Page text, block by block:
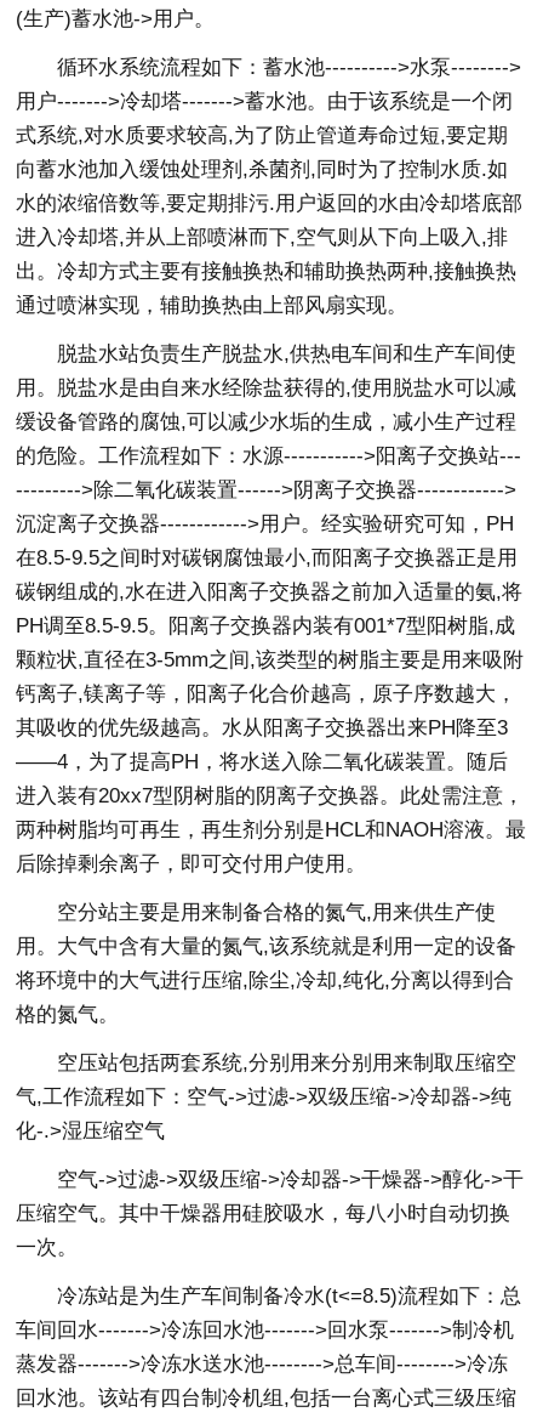
(生产)蓄水池->用户。
循环水系统流程如下：蓄水池---------->水泵-------->
用户------->冷却塔------->蓄水池。由于该系统是一个闭
式系统,对水质要求较高,为了防止管道寿命过短,要定期
向蓄水池加入缓蚀处理剂,杀菌剂,同时为了控制水质.如
水的浓缩倍数等,要定期排污.用户返回的水由冷却塔底部
进入冷却塔,并从上部喷淋而下,空气则从下向上吸入,排
出。冷却方式主要有接触换热和辅助换热两种,接触换热
通过喷淋实现，辅助换热由上部风扇实现。
脱盐水站负责生产脱盐水,供热电车间和生产车间使
用。脱盐水是由自来水经除盐获得的,使用脱盐水可以减
缓设备管路的腐蚀,可以减少水垢的生成，减小生产过程
的危险。工作流程如下：水源----------->阳离子交换站---
--------->除二氧化碳装置------>阴离子交换器------------>
沉淀离子交换器------------>用户。经实验研究可知，PH
在8.5-9.5之间时对碳钢腐蚀最小,而阳离子交换器正是用
碳钢组成的,水在进入阳离子交换器之前加入适量的氨,将
PH调至8.5-9.5。阳离子交换器内装有001*7型阳树脂,成
颗粒状,直径在3-5mm之间,该类型的树脂主要是用来吸附
钙离子,镁离子等，阳离子化合价越高，原子序数越大，
其吸收的优先级越高。水从阳离子交换器出来PH降至3
——4，为了提高PH，将水送入除二氧化碳装置。随后
进入装有20xx7型阴树脂的阴离子交换器。此处需注意，
两种树脂均可再生，再生剂分别是HCL和NAOH溶液。最
后除掉剩余离子，即可交付用户使用。
空分站主要是用来制备合格的氮气,用来供生产使
用。大气中含有大量的氮气,该系统就是利用一定的设备
将环境中的大气进行压缩,除尘,冷却,纯化,分离以得到合
格的氮气。
空压站包括两套系统,分别用来分别用来制取压缩空
气,工作流程如下：空气->过滤->双级压缩->冷却器->纯
化-.>湿压缩空气
空气->过滤->双级压缩->冷却器->干燥器->醇化->干
压缩空气。其中干燥器用硅胶吸水，每八小时自动切换
一次。
冷冻站是为生产车间制备冷水(t<=8.5)流程如下：总
车间回水------->冷冻回水池------->回水泵------->制冷机
蒸发器------->冷冻水送水池-------->总车间-------->冷冻
回水池。该站有四台制冷机组,包括一台离心式三级压缩